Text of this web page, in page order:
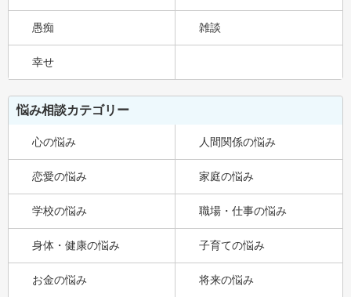
愚痴 雑談
幸せ
悩み相談カテゴリー
心の悩み 人間関係の悩み
恋愛の悩み 家庭の悩み
学校の悩み 職場・仕事の悩み
身体・健康の悩み 子育ての悩み
お金の悩み 将来の悩み